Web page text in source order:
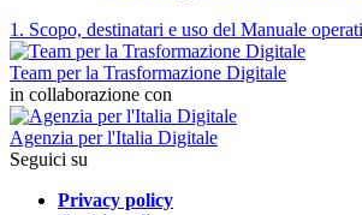
1. Scopo, destinatari e uso del Manuale
Team per la Trasformazione Digitale
in collaborazione con
Agenzia per l'Italia Digitale
Seguici su
Privacy policy